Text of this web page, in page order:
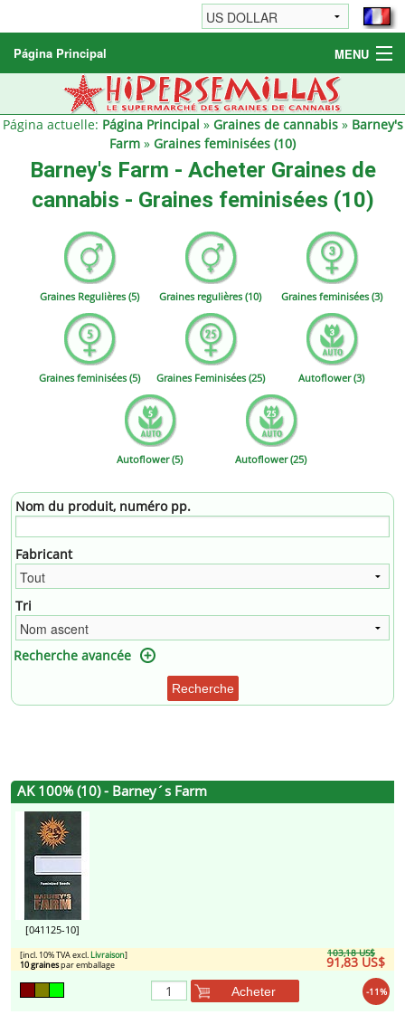
Página Principal MENU
Graines de cannabis
Autres produits
Página actuelle: Página Principal » Graines de cannabis» Barney's
Farm » Graines feminisées (10)
Barney's Farm - Acheter Graines de
cannabis - Graines feminisées (10)
Graines Regulières (5) Graines regulières (10) Graines feminisées (3)
Graines feminisées (5) Graines Feminisées (25) Autoflower (3)
Autoflower (5) Autoflower (25)
Nom du produit, numéro pp.
Fabricant
Tri
Recherche avancée
Recherche
AK 100% (10) - Barney´s Farm
[041125-10]
103,18 US$
91,83 US$
[incl. 10% TVA excl. Livraison]
10 grainespar emballage
-11%
Acheter